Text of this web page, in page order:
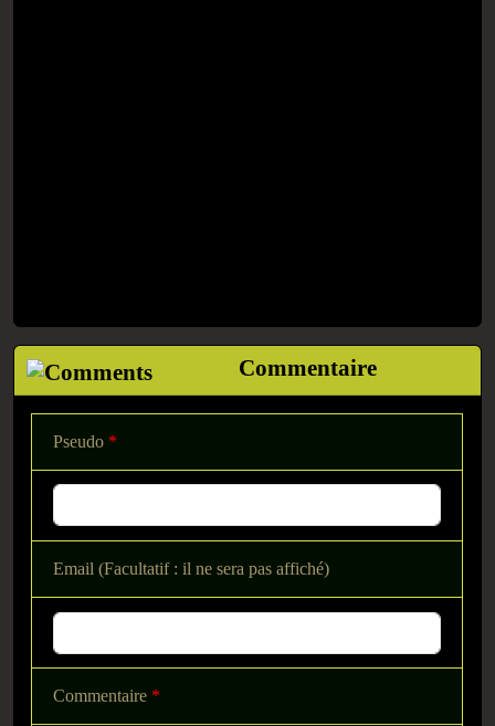
Commentaire
Pseudo *
Email (Facultatif : il ne sera pas affiché)
Commentaire *